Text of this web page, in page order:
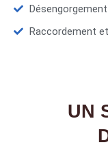
Raccordement
UN